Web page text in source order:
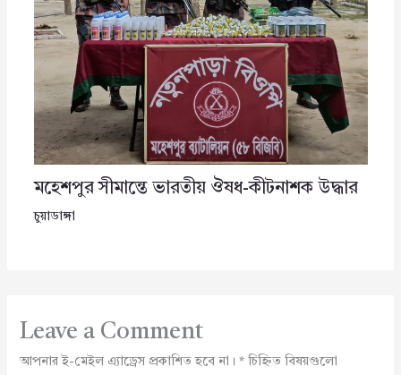
মহেশপুর সীমান্তে ভারতীয় ঔষধ-কীটনাশক উদ্ধার
চুয়াডাঙ্গা
Leave a Comment
আপনার ই-মেইল এ্যাড্রেস প্রকাশিত হবে না। *চিহ্নিত বিষয়গুলো